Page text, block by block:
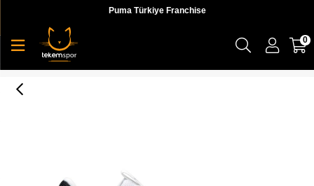
Puma Türkiye Franchise
0